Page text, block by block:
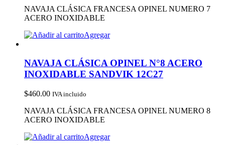
NAVAJA CLÁSICA FRANCESA OPINEL NUMERO 7
ACERO INOXIDABLE
Agregar
NAVAJA CLÁSICA OPINEL N°8 ACERO
INOXIDABLE SANDVIK 12C27
$460.00 IVA incluido
NAVAJA CLÁSICA FRANCESA OPINEL NUMERO 8
ACERO INOXIDABLE
Agregar